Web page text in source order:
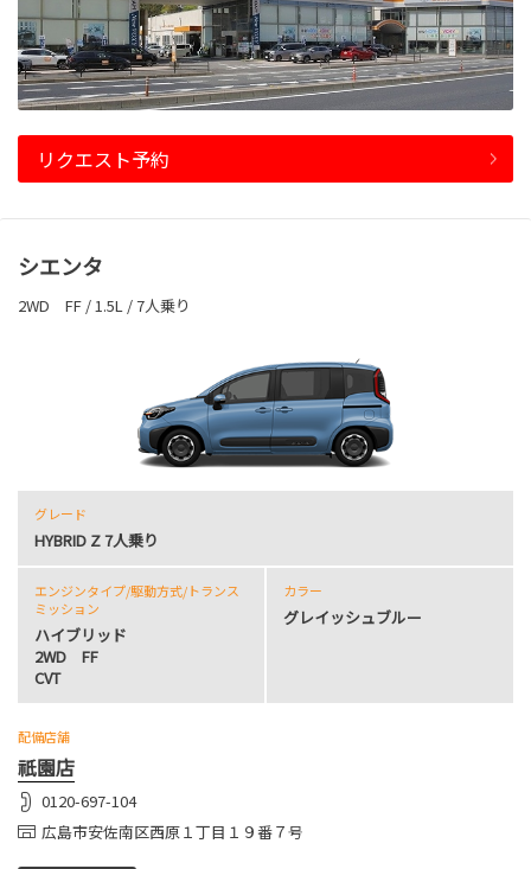
リクエスト予約
シエンタ
2WD FF / 1.5L / 7人乗り
グレード
HYBRID Z 7人乗り
エンジンタイプ/駆動方式/トランス
ミッション
ハイブリッド
2WD FF
CVT
カラー
グレイッシュブルー
配備店舗
祇園店
0120-697-104
広島市安佐南区西原１丁目１９番７号